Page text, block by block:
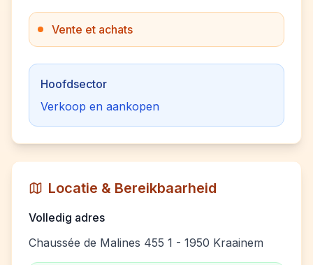
Vente et achats
Hoofdsector
Verkoop en aankopen
Locatie & Bereikbaarheid
Volledig adres
Chaussée de Malines 455 1 - 1950 Kraainem